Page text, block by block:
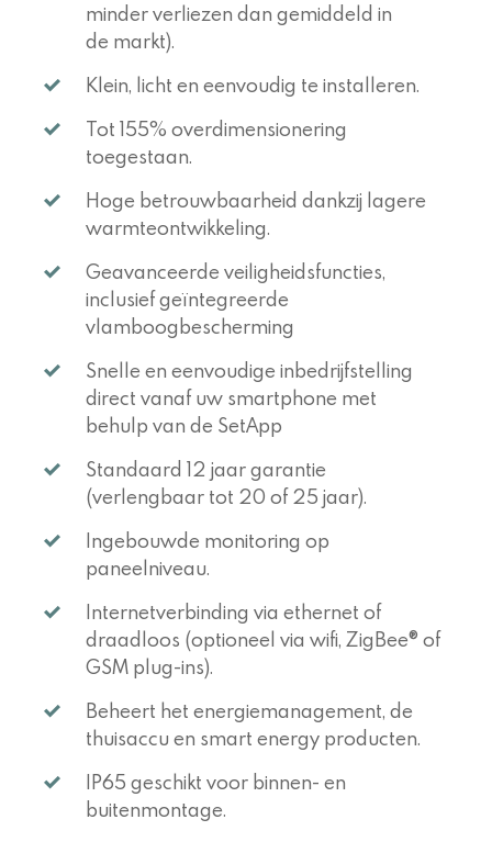
minder verliezen dan gemiddeld in
de markt).
Klein, licht en eenvoudig te installeren.
Tot 155% overdimensionering
toegestaan.
Hoge betrouwbaarheid dankzij lagere
warmteontwikkeling.
Geavanceerde veiligheidsfuncties,
inclusief geïntegreerde
vlamboogbescherming
Snelle en eenvoudige inbedrijfstelling
direct vanaf uw smartphone met
behulp van de SetApp
Standaard 12 jaar garantie
(verlengbaar tot 20 of 25 jaar).
Ingebouwde monitoring op
paneelniveau.
Internetverbinding via ethernet of
draadloos (optioneel via wifi, ZigBee® of
GSM plug-ins).
Beheert het energiemanagement, de
thuisaccu en smart energy producten.
IP65 geschikt voor binnen- en
buitenmontage.